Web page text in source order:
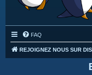
FAQ
REJOIGNEZ NOUS SUR